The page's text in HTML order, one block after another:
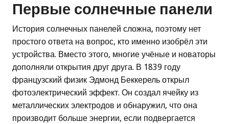
Первые солнечные панели
История солнечных панелей сложна, поэтому нет
простого ответа на вопрос, кто именно изобрёл эти
устройства. Вместо этого, многие учёные и новаторы
дополняли открытия друг друга. В 1839 году
французский физик Эдмонд Беккерель открыл
фотоэлектрический эффект. Он создал ячейку из
металлических электродов и обнаружил, что она
производит больше энергии, если подвергается